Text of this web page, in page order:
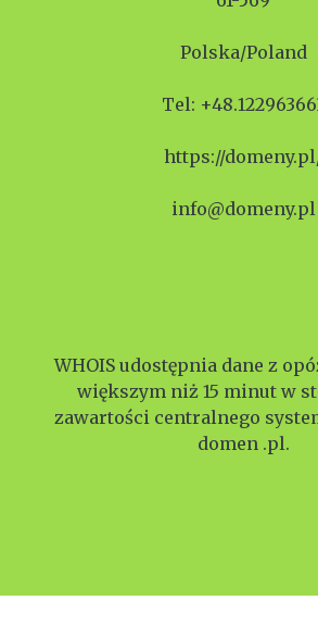
Polska/Poland
Tel:
https://
info@domeny.pl
WHOIS udostępnia dane z
większym niż 15 minut w
zawartości centralnego
domen .pl.